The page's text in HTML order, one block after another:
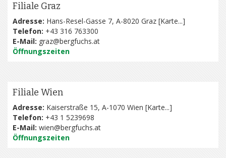
Filiale Graz
Adresse: Hans-Resel-Gasse 7, A-8020 Graz [Karte...]
Telefon: +43 316 763300
E-Mail: graz@bergfuchs.at
Öffnungszeiten
Filiale Wien
Adresse: Kaiserstraße 15, A-1070 Wien [Karte...]
Telefon: +43 1 5239698
E-Mail: wien@bergfuchs.at
Öffnungszeiten